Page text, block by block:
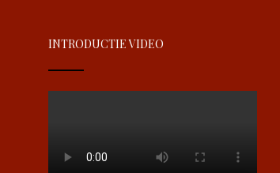
INTRODUCTIE VIDEO